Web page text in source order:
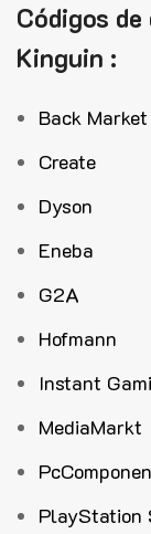
Códigos
Kinguin :
Back Market
Create
Dyson
Eneba
G2A
Hofmann
Instant
MediaMarkt
PlayStation